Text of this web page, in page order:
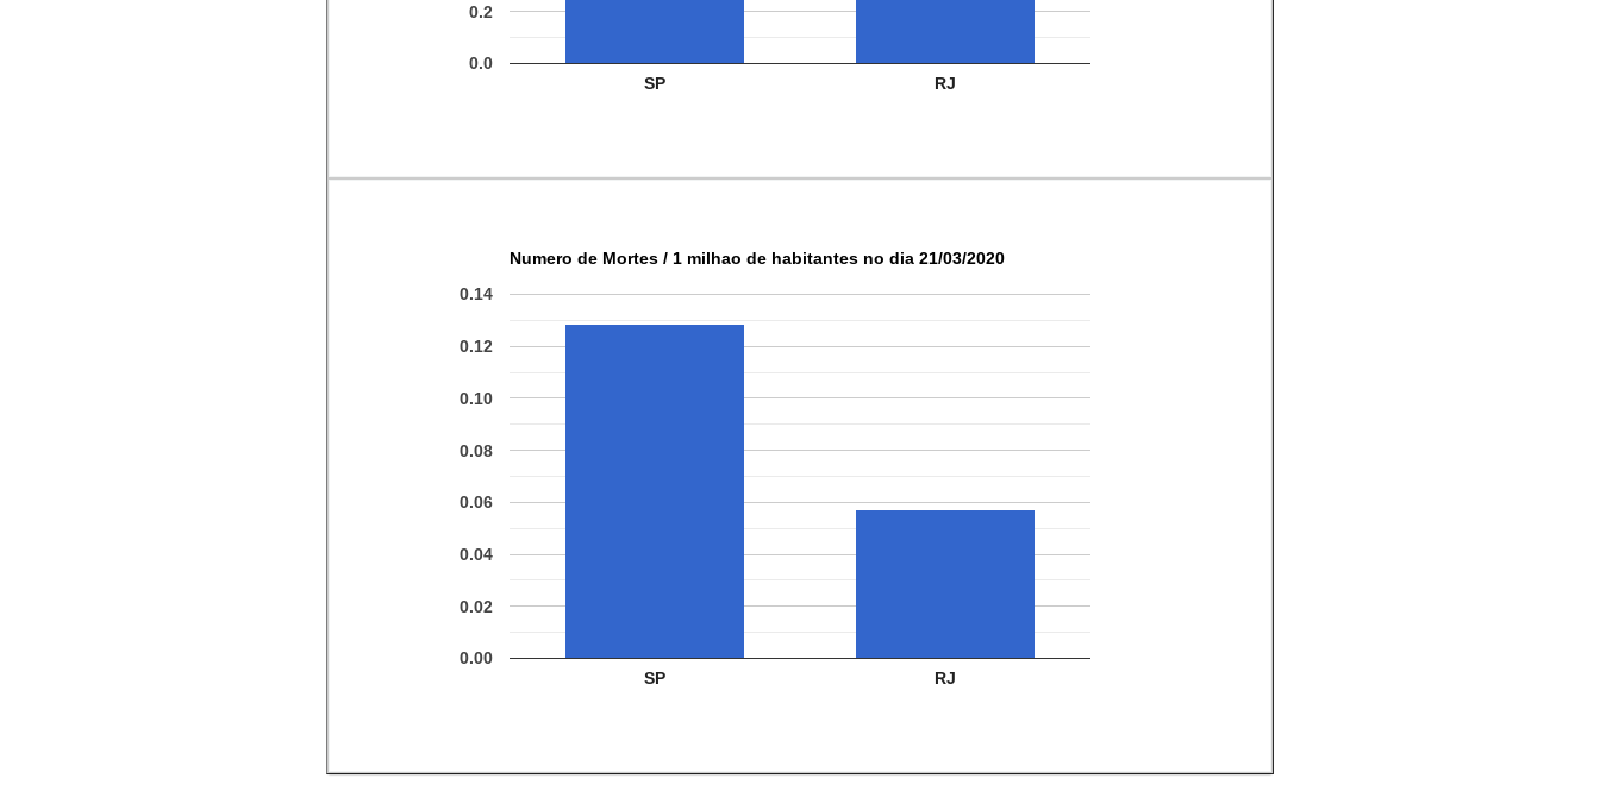
SP RJ
0.0
0.2
Numero de Mortes / 1 milhao de habitantes no dia 21/03/2020
SP RJ
0.00
0.02
0.04
0.06
0.08
0.10
0.12
0.14